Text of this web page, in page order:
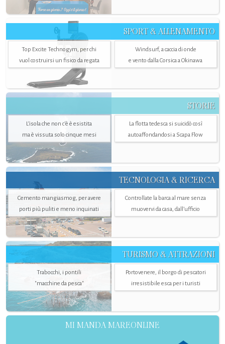
SPORT & ALLENAMENTO
Top Excite Technogym, per chi
vuol costruirsi un fisico da regata
Windsurf, a caccia di onde
e vento dalla Corsica a Okinawa
STORIE
L’isola che non c'è è esistita
ma è vissuta solo cinque mesi
La flotta tedesca si suicidò così
autoaffondandosi a Scapa Flow
TECNOLOGIA & RICERCA
Cemento mangiasmog, per avere
porti più puliti e meno inquinati
Controllate la barca al mare senza
muovervi da casa, dall’ufficio
TURISMO & ATTRAZIONI
Trabocchi, i pontili
"macchine da pesca"
Portovenere, il borgo di pescatori
irresistibile esca per i turisti
MI MANDA MAREONLINE